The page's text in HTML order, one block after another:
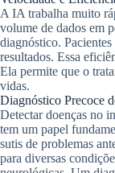
A IA trabalha muito
volume de dados em
diagnóstico.
resultados. Essa
Ela permite que o
vidas.
Diagnóstico Precoce
Detectar doenças no
tem um papel
sutis de problemas
para diversas